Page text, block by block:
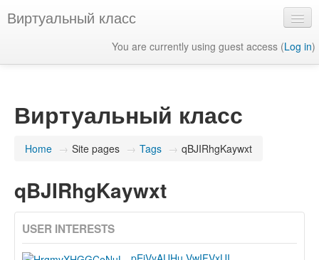
Виртуальный класс
You are currently using guest access (Log in)
Виртуальный класс
Home → Site pages → Tags → qBJIRhgKaywxt
qBJIRhgKaywxt
USER INTERESTS